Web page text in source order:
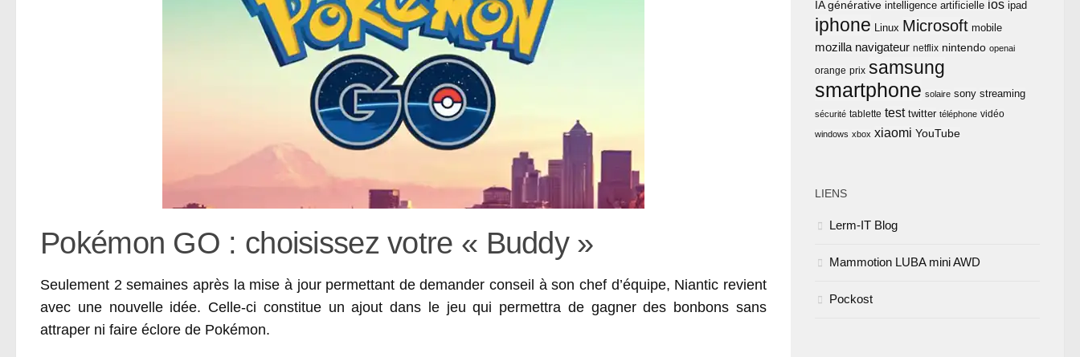
Pokémon GO : choisissez votre « Buddy »
Seulement 2 semaines après la mise à jour permettant de demander conseil à son chef d’équipe, Niantic revient
avec une nouvelle idée. Celle-ci constitue un ajout dans le jeu qui permettra de gagner des bonbons sans
attraper ni faire éclore de Pokémon.
IA générative intelligence artificielle ios ipad
iphone Linux Microsoft mobile
mozilla navigateur netflix nintendo openai
orange prix samsung
smartphone solaire sony streaming
sécurité tablette test twitter téléphone vidéo
windows xbox xiaomi YouTube
LIENS
Lerm-IT Blog
Mammotion LUBA mini AWD
Pockost